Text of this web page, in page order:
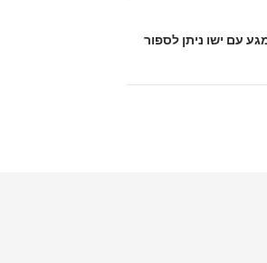
עם ישו ניתן לספור